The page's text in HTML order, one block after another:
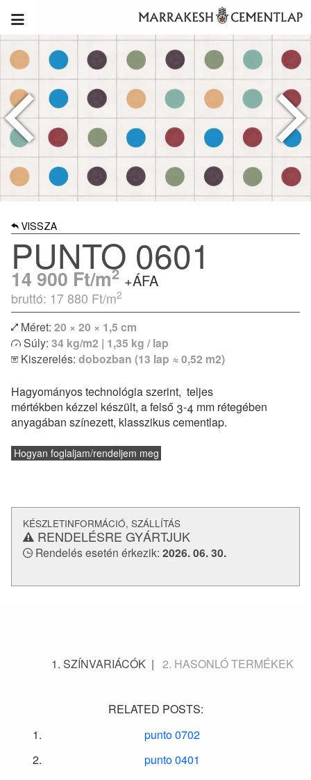
VISSZA
PUNTO 0601
14 900 Ft/m2 +ÁFA
bruttó: 17 880 Ft/m2
Méret: 20 × 20 × 1,5 cm
Súly: 34 kg/m2 | 1,35 kg / lap
Kiszerelés: dobozban (13 lap ≈ 0,52 m2)
Hagyományos technológia szerint, teljes
mértékben kézzel készült, a felső 3-4 mm rétegében
anyagában színezett, klasszikus cementlap.
Hogyan foglaljam/rendeljem meg
Egyszínű vagy bordűr lapokkal kombinálva izgalmas
egyedi kombinációk is megvalósíthatóak. Modern lakások
vagy klasszikus polgári otthonok hidegburkolataként
kombinálható, de konyhapultokhoz vagy fürdőszobák
falburkolatként is alkalmazható.
Vásárlás előtt feltétlenül tájékozódj a
lerakásról
KÉSZLETINFORMÁCIÓ, SZÁLLÍTÁS
RENDELÉSRE GYÁRTJUK
Rendelés esetén érkezik: 2026. 06. 30.
SZÍNVARIÁCÓK HASONLÓ TERMÉKEK
RELATED POSTS:
punto 0702
punto 0401